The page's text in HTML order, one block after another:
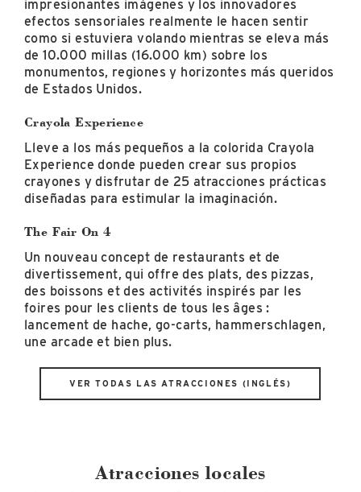
impresionantes imágenes y los innovadores
efectos sensoriales realmente le hacen sentir
como si estuviera volando mientras se eleva más
de 10.000 millas (16.000 km) sobre los
monumentos, regiones y horizontes más queridos
de Estados Unidos.
Crayola Experience
Lleve a los más pequeños a la colorida Crayola
Experience donde pueden crear sus propios
crayones y disfrutar de 25 atracciones prácticas
diseñadas para estimular la imaginación.
The Fair On 4
Un nouveau concept de restaurants et de
divertissement, qui offre des plats, des pizzas,
des boissons et des activités inspirés par les
foires pour les clients de tous les âges :
lancement de hache, go-carts, hammerschlagen,
une arcade et bien plus.
VER TODAS LAS ATRACCIONES (INGLÉS)
Atracciones locales